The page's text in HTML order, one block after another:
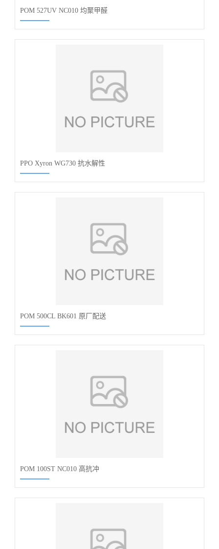
POM 527UV NC010 均聚甲醛
PPO Xyron WG730 抗水解性
POM 500CL BK601 原厂配送
POM 100ST NC010 高抗冲